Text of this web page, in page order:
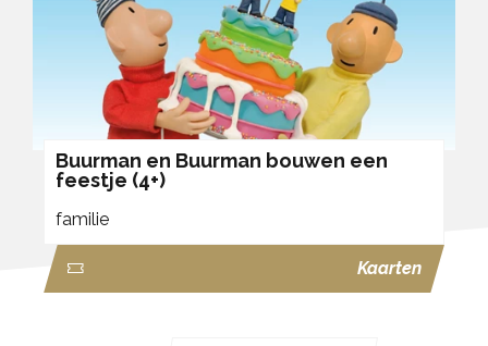
Buurman en Buurman bouwen een
feestje (4+)
familie
Kaarten